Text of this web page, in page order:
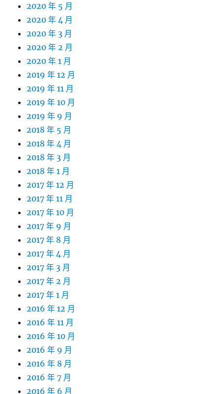
2020 年 5 月
2020 年 4 月
2020 年 3 月
2020 年 2 月
2020 年 1 月
2019 年 12 月
2019 年 11 月
2019 年 10 月
2019 年 9 月
2018 年 5 月
2018 年 4 月
2018 年 3 月
2018 年 1 月
2017 年 12 月
2017 年 11 月
2017 年 10 月
2017 年 9 月
2017 年 8 月
2017 年 4 月
2017 年 3 月
2017 年 2 月
2017 年 1 月
2016 年 12 月
2016 年 11 月
2016 年 10 月
2016 年 9 月
2016 年 8 月
2016 年 7 月
2016 年 6 月